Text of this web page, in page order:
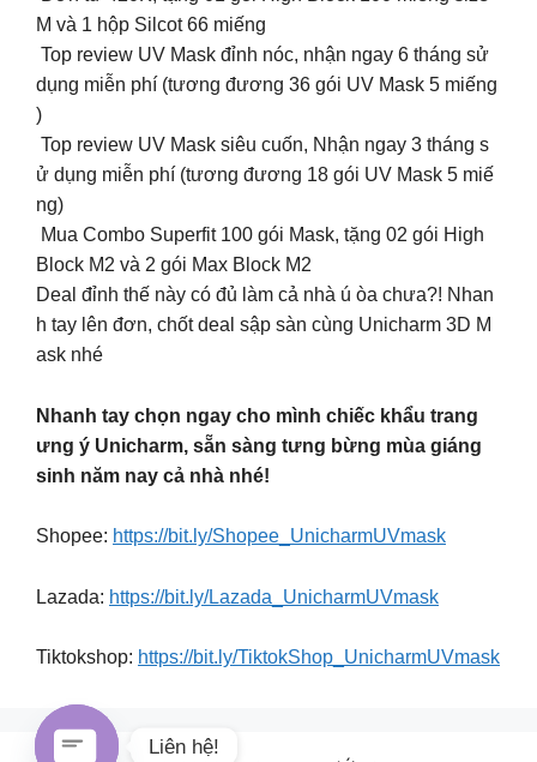
M và 1 hộp Silcot 66 miếng
Top review UV Mask đỉnh nóc️, nhận ngay 6 tháng sử
dụng miễn phí (tương đương 36 gói UV Mask 5 miếng
)
Top review UV Mask siêu cuốn, Nhận ngay 3 tháng s
ử dụng miễn phí (tương đương 18 gói UV Mask 5 miế
ng)
Mua Combo Superfit 100 gói Mask, tặng 02 gói High
Block M2 và 2 gói Max Block M2
Deal đỉnh thế này có đủ làm cả nhà ú òa chưa?! Nhan
h tay lên đơn, chốt deal sập sàn cùng Unicharm 3D M
ask nhé
Nhanh tay chọn ngay cho mình chiếc khẩu trang
ưng ý Unicharm, sẵn sàng tưng bừng mùa giáng
sinh năm nay cả nhà nhé!
Shopee: https://bit.ly/Shopee_UnicharmUVmask
Lazada: https://bit.ly/Lazada_UnicharmUVmask
Tiktokshop: https://bit.ly/TiktokShop_UnicharmUVmask
Liên hệ!